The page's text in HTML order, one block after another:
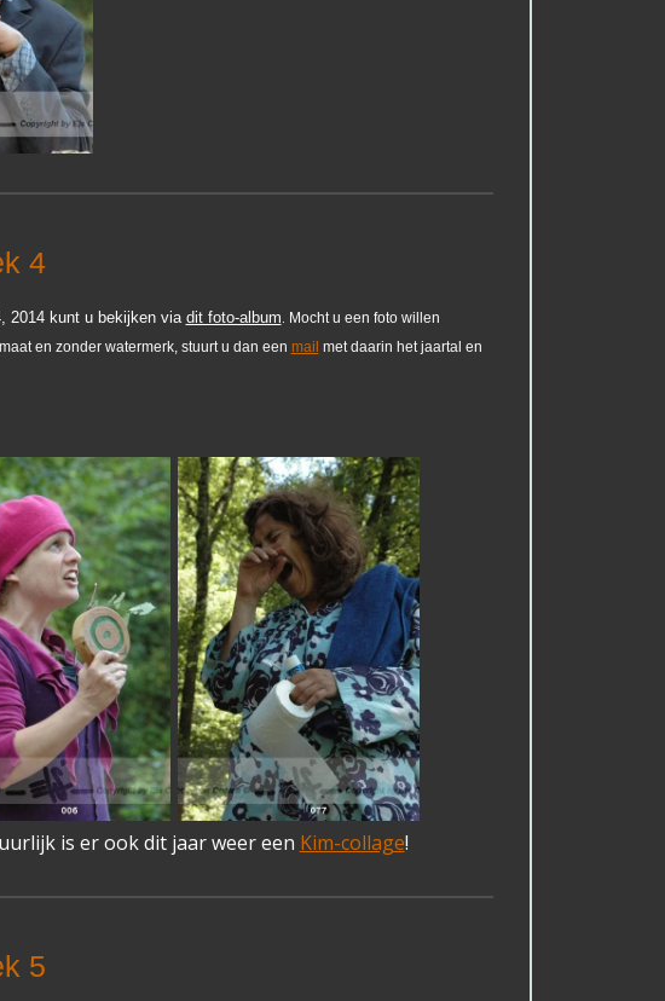
4
2014 kunt u bekijken viadit foto-album. Mocht u een foto willen
en zonder watermerk, stuurt u dan een mail met daarin het jaartal en
is er ook dit jaar weer een Kim-collage!
5